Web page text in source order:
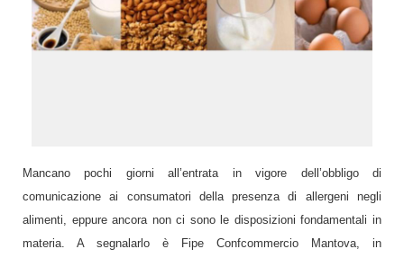
Mancano pochi giorni all’entrata in vigore dell’obbligo di
comunicazione ai consumatori della presenza di allergeni negli
alimenti, eppure ancora non ci sono le disposizioni fondamentali in
materia. A segnalarlo è Fipe Confcommercio Mantova, in